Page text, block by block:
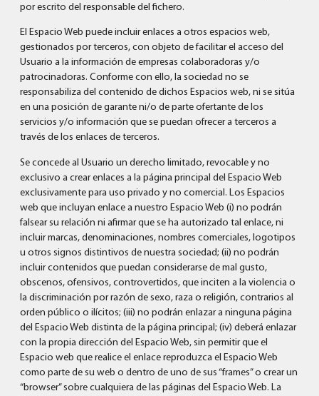
por escrito del responsable del fichero.
El Espacio Web puede incluir enlaces a otros espacios web,
gestionados por terceros, con objeto de facilitar el acceso del
Usuario a la información de empresas colaboradoras y/o
patrocinadoras. Conforme con ello, la sociedad no se
responsabiliza del contenido de dichos Espacios web, ni se sitúa
en una posición de garante ni/o de parte ofertante de los
servicios y/o información que se puedan ofrecer a terceros a
través de los enlaces de terceros.
Se concede al Usuario un derecho limitado, revocable y no
exclusivo a crear enlaces a la página principal del Espacio Web
exclusivamente para uso privado y no comercial. Los Espacios
web que incluyan enlace a nuestro Espacio Web (i) no podrán
falsear su relación ni afirmar que se ha autorizado tal enlace, ni
incluir marcas, denominaciones, nombres comerciales, logotipos
u otros signos distintivos de nuestra sociedad; (ii) no podrán
incluir contenidos que puedan considerarse de mal gusto,
obscenos, ofensivos, controvertidos, que inciten a la violencia o
la discriminación por razón de sexo, raza o religión, contrarios al
orden público o ilícitos; (iii) no podrán enlazar a ninguna página
del Espacio Web distinta de la página principal; (iv) deberá enlazar
con la propia dirección del Espacio Web, sin permitir que el
Espacio web que realice el enlace reproduzca el Espacio Web
como parte de su web o dentro de uno de sus “frames” o crear un
“browser” sobre cualquiera de las páginas del Espacio Web. La